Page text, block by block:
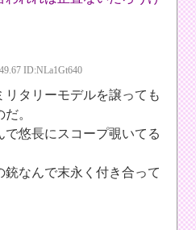
ID:NLa1Gt640
タリーモデルを譲っても
。
悠長にスコープ覗いてる
なんで末永く付き合って